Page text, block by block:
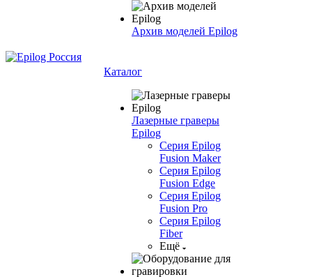
Архив моделей Epilog
Каталог
Лазерные граверы
Epilog
Серия Epilog
Fusion Maker
Серия Epilog
Fusion Edge
Серия Epilog
Fusion Pro
Серия Epilog
Fiber
Ещё